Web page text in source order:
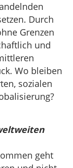
Durch
Grenzen
und
Wo bleiben
sozialen
geht